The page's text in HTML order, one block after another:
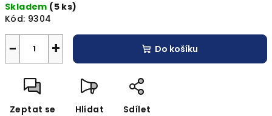
cena:
Skladem (5 ks)
Kód: 9304
+
− Do košíku
Zeptat se Hlídat Sdílet